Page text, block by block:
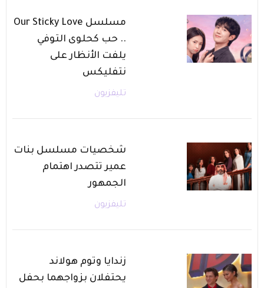
مسلسل Our Sticky Love
.. حب كحلوى التوفي
يلفت الأنظار على
نتفليكس
تليفزيون
شخصيات مسلسل بنات
عمير تتصدر اهتمام
الجمهور
تليفزيون
زندايا وتوم هولاند
يحتفلان بزواجهما بحفل